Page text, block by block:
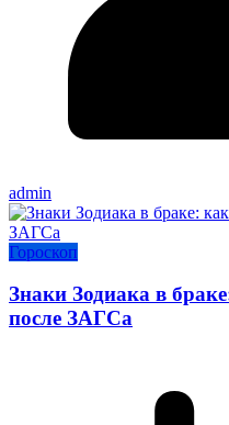
admin
Гороскоп
Знаки Зодиака в
после ЗАГСа